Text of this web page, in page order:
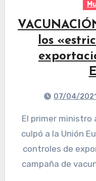
los
07/04/2021
El primer ministro australiano, Scott Morrison,
culpó a la Unión
controles de
campaña de